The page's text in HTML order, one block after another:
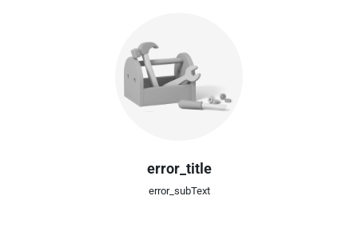
error_title
error_subText